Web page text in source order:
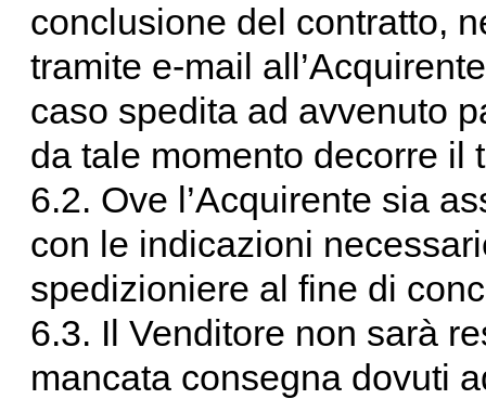
conclusione del contratto,
tramite e-mail
caso spedita ad avvenuto
da tale momento decorre il
6.2. Ove l’Acquirente sia
con le indicazioni
spedizioniere al fine di
6.3. Il Venditore non sarà
mancata consegna dovuti